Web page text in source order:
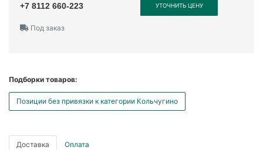
+7 8112 660-223 УТОЧНИТЬ ЦЕНУ
Под заказ
Подборки товаров:
Позиции без привязки к категории Кольчугино
Доставка Оплата